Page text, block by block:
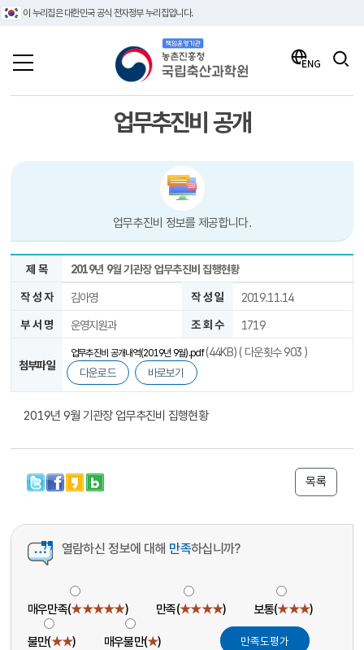
이 누리집은 대한민국 공식 전자정부 누리집입니다.
책임운영기관 농촌진흥청 국립축산과학원
업무추진비 공개
업무추진비 정보를 제공합니다.
제 목 2019년 9월 기관장 업무추진비 집행현황
작 성 자 김아영 작 성 일 2019.11.14
부 서 명 운영지원과 조 회 수 1719
첨부파일
업무추진비 공개내역(2019년 9월).pdf(44KB) ( 다운횟수 903 )
다운로드 바로보기
2019년 9월 기관장 업무추진비 집행현황
목록
열람하신 정보에 대해 만족하십니까?
매우만족(★★★★★) 만족(★★★★) 보통(★★★)
불만(★★) 매우불만(★)